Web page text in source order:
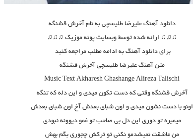
دانلود آهنگ علیرضا طلیسچی به نام آخرش قشنگه
♫♫♫ ارائه شده توسط وبسایت پونه موزیک ♫♫♫
برای دانلود آهنگ به ادامه مطلب مراجعه کنید
متن آهنگ علیرضا طلیسچی آخرش قشنگه
Music Text Akharesh GhashangeAlireza Talischi
آخرش قشنگه وقتی که دست تکون میدی و این دله که تنگه
اونو با دست نشون میدی و اون شبای بعدش آخ اون شبای بعدش
میمیره تو دوری این دل بی صاحب تو غمو دیوونه نبودی
من عاشقت نمیشدمو نکنی تو ترکش چجوری بگم بهش